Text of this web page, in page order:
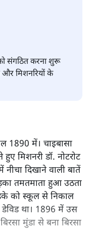
संगठित करना शुरू
मिशनरियों के
1890 में। चाइबासा
मिशनरी डॉ. नोटरोट
दिखाने वाली बातें
तमतमाता हुआ उठता
को स्कूल से निकाल
डेविड था। 1896 में उस
मुंडा से बना बिरसा